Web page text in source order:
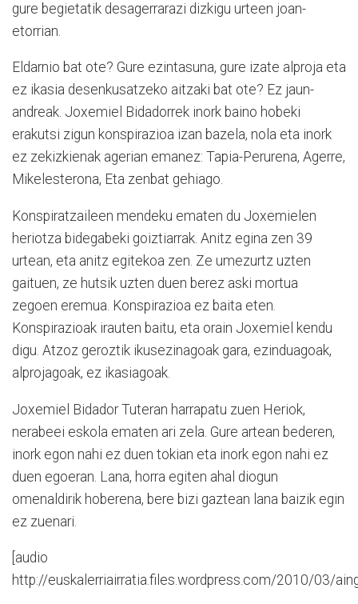
gure begietatik desagerrarazi dizkigu urteen joan-
etorrian.
Eldarnio bat ote? Gure ezintasuna, gure izate alproja eta
ez ikasia desenkusatzeko aitzaki bat ote? Ez jaun-
andreak. Joxemiel Bidadorrek inork baino hobeki
erakutsi zigun konspirazioa izan bazela, nola eta inork
ez zekizkienak agerian emanez: Tapia-Perurena, Agerre,
Mikelesterona, Eta zenbat gehiago.
Konspiratzaileen mendeku ematen du Joxemielen
heriotza bidegabeki goiztiarrak. Anitz egina zen 39
urtean, eta anitz egitekoa zen. Ze umezurtz uzten
gaituen, ze hutsik uzten duen berez aski mortua
zegoen eremua. Konspirazioa ez baita eten.
Konspirazioak irauten baitu, eta orain Joxemiel kendu
digu. Atzoz geroztik ikusezinagoak gara, ezinduagoak,
alprojagoak, ez ikasiagoak.
Joxemiel Bidador Tuteran harrapatu zuen Heriok,
nerabeei eskola ematen ari zela. Gure artean bederen,
inork egon nahi ez duen tokian eta inork egon nahi ez
duen egoeran. Lana, horra egiten ahal diogun
omenaldirik hoberena, bere bizi gaztean lana baizik egin
ez zuenari.
[audio
http://euskalerriairratia.files.wordpress.com/2010/03/